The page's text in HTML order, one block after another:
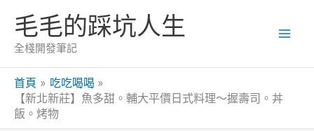
毛毛的踩坑人生
全棧開發筆記
首頁
吃吃喝喝
【新北新莊】魚多甜。輔大平價日式料理～握壽司。丼
飯。烤物